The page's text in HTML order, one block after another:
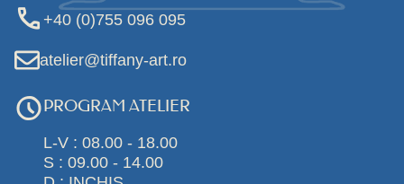
+40 (0)755 096 095
atelier@tiffany-art.ro
PROGRAM ATELIER
L-V : 08.00 - 18.00
S : 09.00 - 14.00